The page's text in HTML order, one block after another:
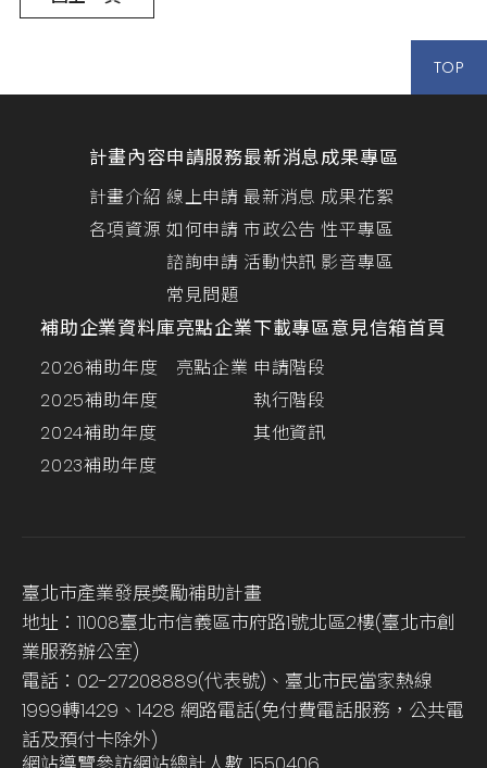
TOP
計畫內容
計畫介紹
各項資源
申請服務
線上申請
如何申請
諮詢申請
常見問題
最新消息
最新消息
市政公告
活動快訊
成果專區
成果花絮
性平專區
影音專區
補助企業資料庫
2026補助年度
2025補助年度
2024補助年度
2023補助年度
亮點企業
亮點企業
下載專區
申請階段
執行階段
其他資訊
意見信箱首頁
臺北市產業發展獎勵補助計畫
地址：11008臺北市信義區市府路1號北區2樓(臺北市創
業服務辦公室)
電話：02-27208889(代表號)、臺北市民當家熱線
1999轉1429、1428 網路電話(免付費電話服務，公共電
話及預付卡除外)